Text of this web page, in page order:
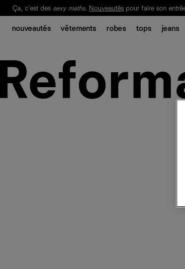
Notre Bilan Responsable 2025 est ici. Lisez-le
Ça, c'est des sexy maths. Nouveautés pour faire son
nouveautés vêtements robes tops jeans